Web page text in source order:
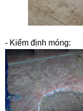
- Kiểm định móng: